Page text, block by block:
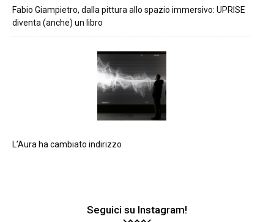
Fabio Giampietro, dalla pittura allo spazio immersivo: UPRISE
diventa (anche) un libro
L’Aura ha cambiato indirizzo
Seguici su Instagram!